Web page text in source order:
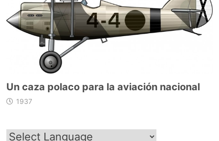
Un caza polaco para la aviación nacional
1937